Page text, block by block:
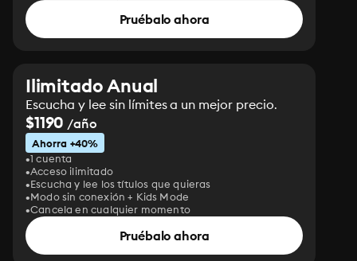
Pruébalo ahora
Ilimitado Anual
Escucha y lee sin límites a un mejor precio.
$1190 /año
Ahorra +40%
1 cuenta
Acceso ilimitado
Escucha y lee los títulos que quieras
Modo sin conexión + Kids Mode
Cancela en cualquier momento
Pruébalo ahora